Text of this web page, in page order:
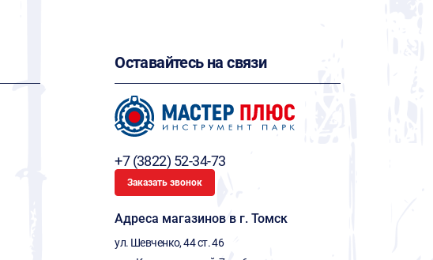
Оставайтесь на связи
+7 (3822) 52-34-73
Заказать звонок
Адреса магазинов в г. Томск
ул. Шевченко, 44 ст. 46